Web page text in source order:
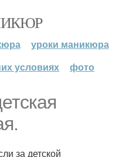
уроки маникюра
условиях
фото
за детской